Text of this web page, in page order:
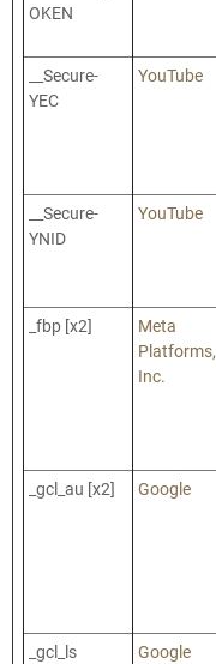
OKEN
__Secure-
YEC
YouTube
__Secure-
YNID
YouTube
_fbp [x2]
Meta
Platforms,
Inc.
_gcl_au [x2] Google
_gcl_ls Google